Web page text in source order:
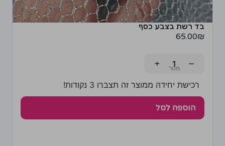
בד רשת בצבע כסף
65.00₪
−
+
רכישת יחידה ממוצר זה תצברו 3 נקודות!
הוספה לסל